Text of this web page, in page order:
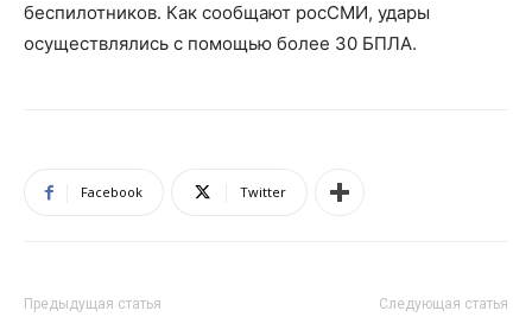
беспилотников. Как сообщают росСМИ, удары
осуществлялись с помощью более 30 БПЛА.
Facebook Twitter
Предыдущая статья Следующая статья